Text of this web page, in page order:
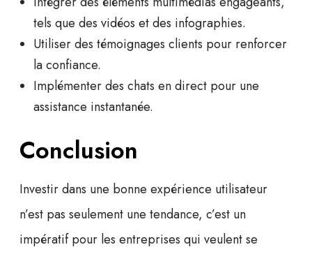
tels que des vidéos et des infographies.
Utiliser des témoignages clients pour renforcer
la confiance.
Implémenter des chats en direct pour une
assistance instantanée.
Conclusion
Investir dans une bonne expérience utilisateur
n’est pas seulement une tendance, c’est un
impératif pour les entreprises qui veulent se